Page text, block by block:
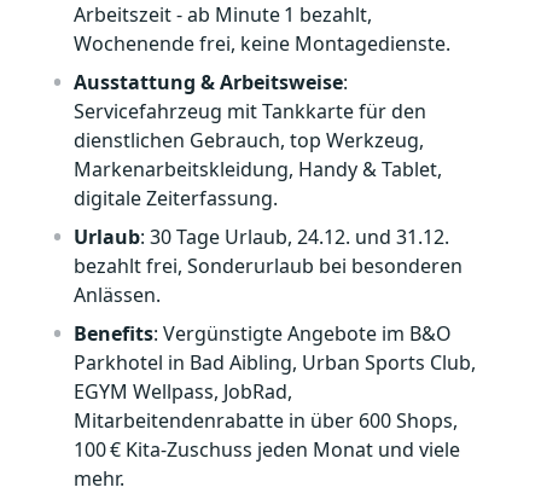
Arbeitszeit - ab Minute 1 bezahlt,
Wochenende frei, keine Montagedienste.
Ausstattung & Arbeitsweise:
Servicefahrzeug mit Tankkarte für den
dienstlichen Gebrauch, top Werkzeug,
Markenarbeitskleidung, Handy & Tablet,
digitale Zeiterfassung.
Urlaub: 30 Tage Urlaub, 24.12. und 31.12.
bezahlt frei, Sonderurlaub bei besonderen
Anlässen.
Benefits: Vergünstigte Angebote im B&O
Parkhotel in Bad Aibling, Urban Sports Club,
EGYM Wellpass, JobRad,
Mitarbeitendenrabatte in über 600 Shops,
100 € Kita‑Zuschuss jeden Monat und viele
mehr.